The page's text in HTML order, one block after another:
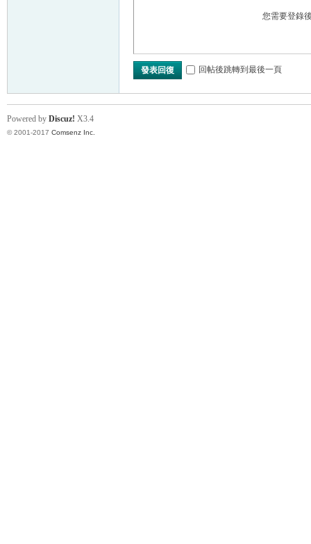
您需要登錄
發表回復 回帖後跳轉到最後一頁
Powered by Discuz! X3.4
© 2001-2017 Comsenz Inc.